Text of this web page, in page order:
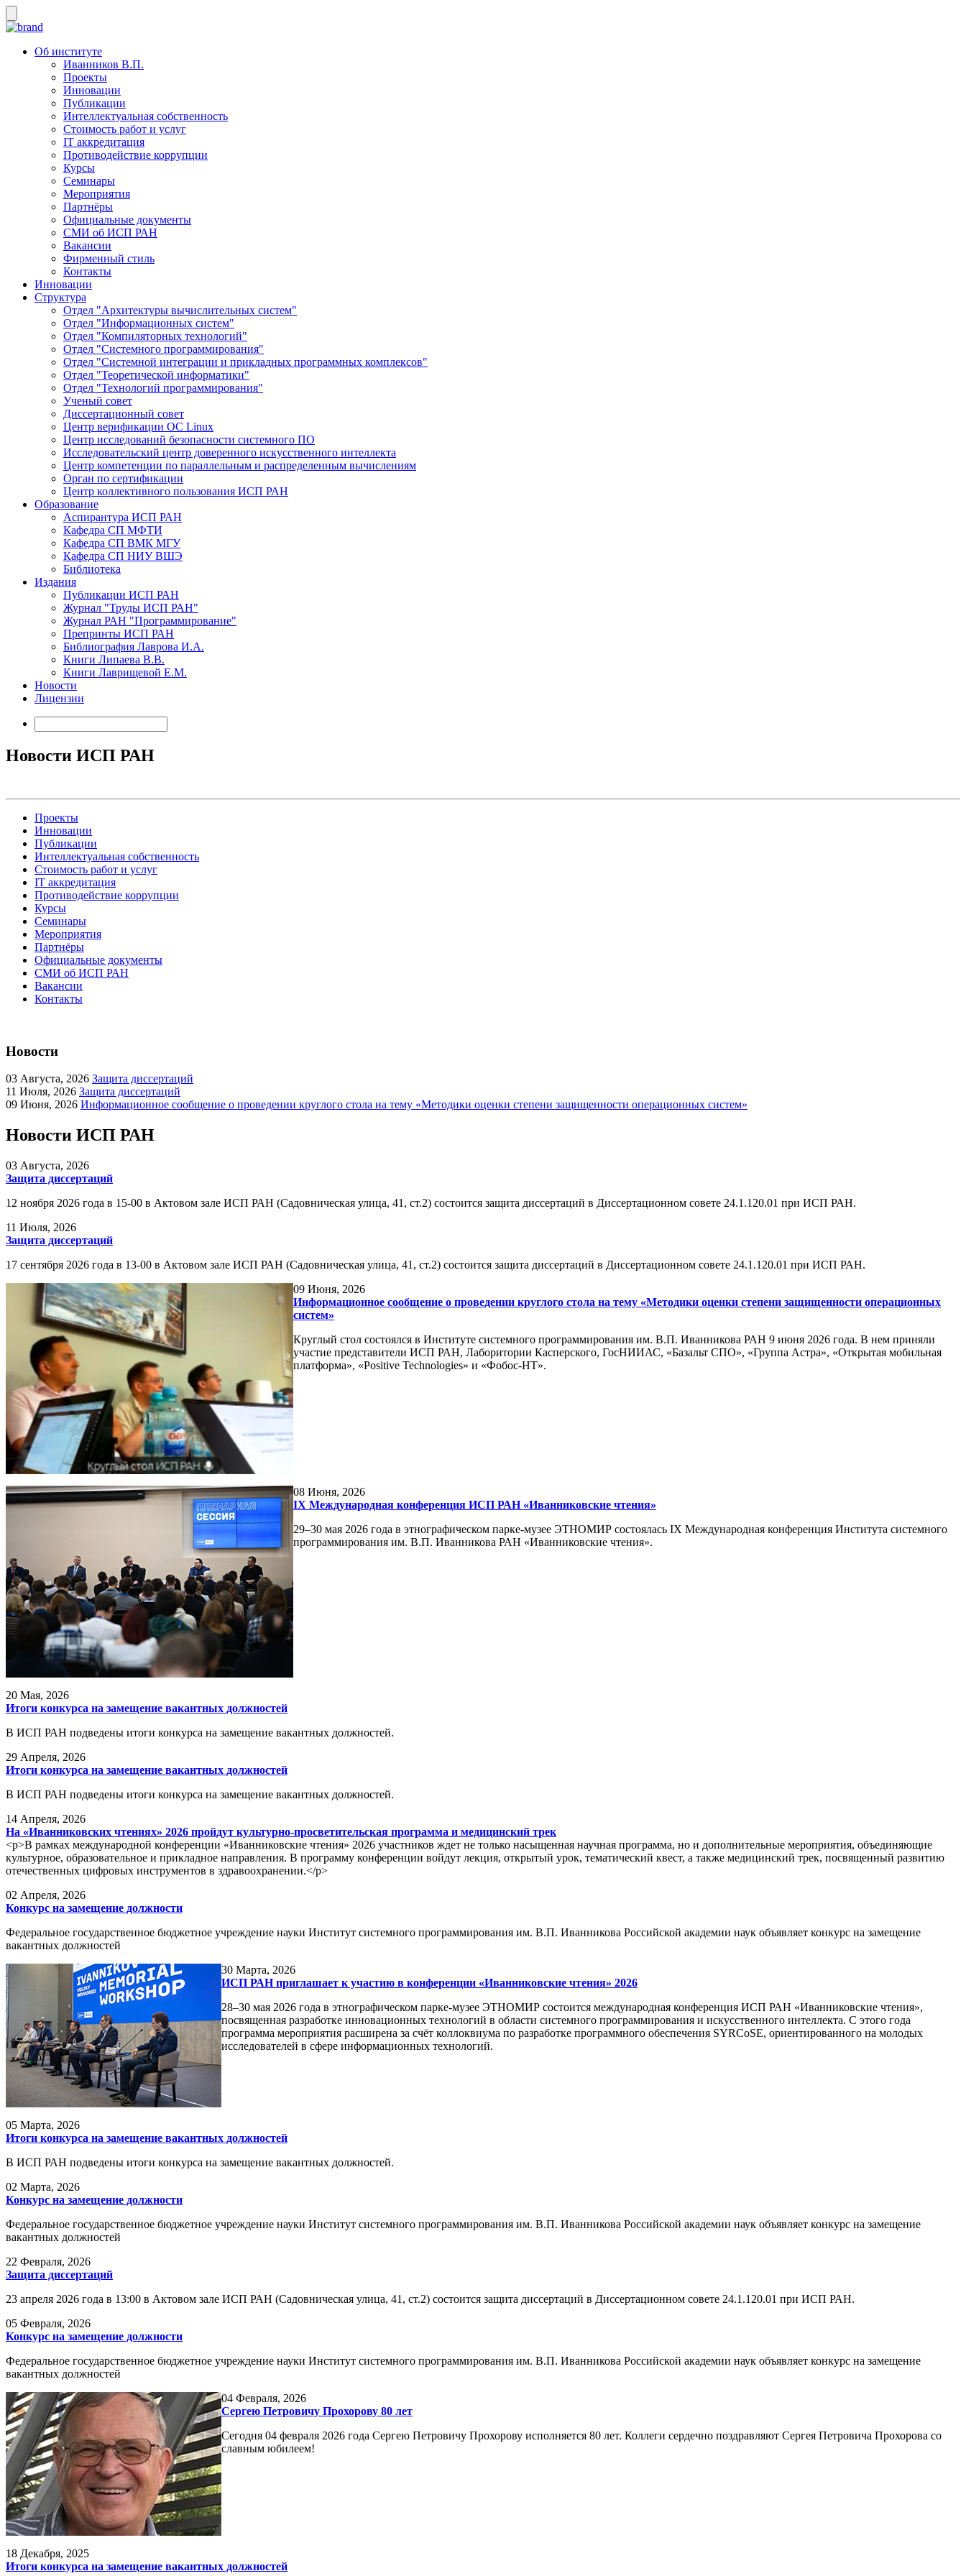
Об институте
Иванников В.П.
Проекты
Инновации
Публикации
Интеллектуальная собственность
Стоимость работ и услуг
IT аккредитация
Противодействие коррупции
Курсы
Семинары
Мероприятия
Партнёры
Официальные документы
СМИ об ИСП РАН
Вакансии
Фирменный стиль
Контакты
Инновации
Структура
Отдел "Архитектуры вычислительных систем"
Отдел "Информационных систем"
Отдел "Компиляторных технологий"
Отдел "Системного программирования"
Отдел "Системной интеграции и прикладных программных комплексов"
Отдел "Теоретической информатики"
Отдел "Технологий программирования"
Ученый совет
Диссертационный совет
Центр верификации ОС Linux
Центр исследований безопасности системного ПО
Исследовательский центр доверенного искусственного интеллекта
Центр компетенции по параллельным и распределенным вычислениям
Орган по сертификации
Центр коллективного пользования ИСП РАН
Образование
Аспирантура ИСП РАН
Кафедра СП МФТИ
Кафедра СП ВМК МГУ
Кафедра СП НИУ ВШЭ
Библиотека
Издания
Публикации ИСП РАН
Журнал "Труды ИСП РАН"
Журнал РАН "Программирование"
Препринты ИСП РАН
Библиография Лаврова И.А.
Книги Липаева В.В.
Книги Лаврищевой Е.М.
Новости
Лицензии
Новости ИСП РАН
Проекты
Инновации
Публикации
Интеллектуальная собственность
Стоимость работ и услуг
IT аккредитация
Противодействие коррупции
Курсы
Семинары
Мероприятия
Партнёры
Официальные документы
СМИ об ИСП РАН
Вакансии
Контакты
Новости
03 Августа, 2026 Защита диссертаций
11 Июля, 2026 Защита диссертаций
09 Июня, 2026 Информационное сообщение о проведении круглого стола на тему «Методики оценки степени защищенности операционных систем»
Новости ИСП РАН
03 Августа, 2026
Защита диссертаций
12 ноября 2026 года в 15-00 в Актовом зале ИСП РАН (Садовническая улица, 41, ст.2) состоится защита диссертаций в Диссертационном совете 24.1.120.01 при ИСП РАН.
11 Июля, 2026
Защита диссертаций
17 сентября 2026 года в 13-00 в Актовом зале ИСП РАН (Садовническая улица, 41, ст.2) состоится защита диссертаций в Диссертационном совете 24.1.120.01 при ИСП РАН.
09 Июня, 2026
Информационное сообщение о проведении круглого стола на тему «Методики оценки степени защищенности операционных
систем»
Круглый стол состоялся в Институте системного программирования им. В.П. Иванникова РАН 9 июня 2026 года. В нем приняли
участие представители ИСП РАН, Лаборитории Касперского, ГосНИИАС, «Базальт СПО», «Группа Астра», «Открытая мобильная
платформа», «Positive Technologies» и «Фобос-НТ».
08 Июня, 2026
IX Международная конференция ИСП РАН «Иванниковские чтения»
29–30 мая 2026 года в этнографическом парке-музее ЭТНОМИР состоялась IX Международная конференция Института системного
программирования им. В.П. Иванникова РАН «Иванниковские чтения».
20 Мая, 2026
Итоги конкурса на замещение вакантных должностей
В ИСП РАН подведены итоги конкурса на замещение вакантных должностей.
29 Апреля, 2026
Итоги конкурса на замещение вакантных должностей
В ИСП РАН подведены итоги конкурса на замещение вакантных должностей.
14 Апреля, 2026
На «Иванниковских чтениях» 2026 пройдут культурно-просветительская программа и медицинский трек
<p>В рамках международной конференции «Иванниковские чтения» 2026 участников ждет не только насыщенная научная программа, но и дополнительные мероприятия, объединяющие
культурное, образовательное и прикладное направления. В программу конференции войдут лекция, открытый урок, тематический квест, а также медицинский трек, посвященный развитию
отечественных цифровых инструментов в здравоохранении.</p>
02 Апреля, 2026
Конкурс на замещение должности
Федеральное государственное бюджетное учреждение науки Институт системного программирования им. В.П. Иванникова Российской академии наук объявляет конкурс на замещение
вакантных должностей
30 Марта, 2026
ИСП РАН приглашает к участию в конференции «Иванниковские чтения» 2026
28–30 мая 2026 года в этнографическом парке-музее ЭТНОМИР состоится международная конференция ИСП РАН «Иванниковские чтения»,
посвященная разработке инновационных технологий в области системного программирования и искусственного интеллекта. С этого года
программа мероприятия расширена за счёт коллоквиума по разработке программного обеспечения SYRCoSE, ориентированного на молодых
исследователей в сфере информационных технологий.
05 Марта, 2026
Итоги конкурса на замещение вакантных должностей
В ИСП РАН подведены итоги конкурса на замещение вакантных должностей.
02 Марта, 2026
Конкурс на замещение должности
Федеральное государственное бюджетное учреждение науки Институт системного программирования им. В.П. Иванникова Российской академии наук объявляет конкурс на замещение
вакантных должностей
22 Февраля, 2026
Защита диссертаций
23 апреля 2026 года в 13:00 в Актовом зале ИСП РАН (Садовническая улица, 41, ст.2) состоится защита диссертаций в Диссертационном совете 24.1.120.01 при ИСП РАН.
05 Февраля, 2026
Конкурс на замещение должности
Федеральное государственное бюджетное учреждение науки Институт системного программирования им. В.П. Иванникова Российской академии наук объявляет конкурс на замещение
вакантных должностей
04 Февраля, 2026
Сергею Петровичу Прохорову 80 лет
Сегодня 04 февраля 2026 года Сергею Петровичу Прохорову исполняется 80 лет. Коллеги сердечно поздравляют Сергея Петровича Прохорова со
славным юбилеем!
18 Декабря, 2025
Итоги конкурса на замещение вакантных должностей